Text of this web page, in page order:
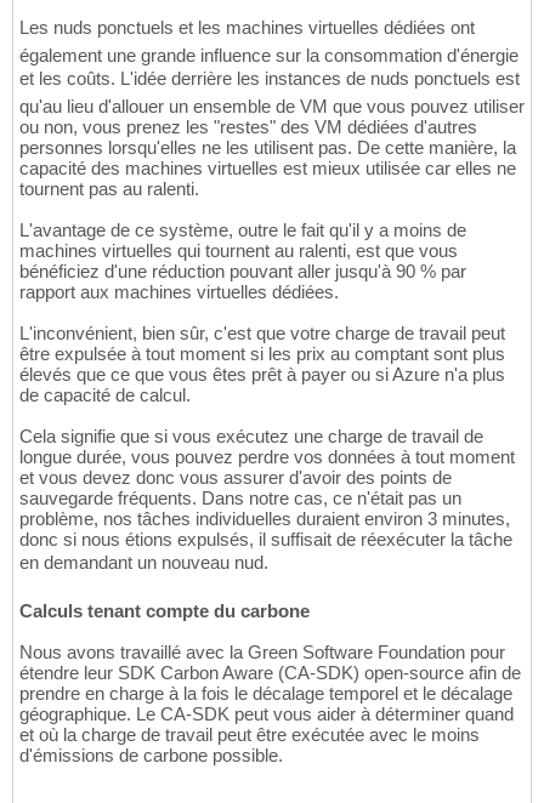
Les nuds ponctuels et les machines virtuelles dédiées ont
également une grande influence sur la consommation d'énergie
et les coûts. L'idée derrière les instances de nuds ponctuels est
qu'au lieu d'allouer un ensemble de VM que vous pouvez utiliser
ou non, vous prenez les "restes" des VM dédiées d'autres
personnes lorsqu'elles ne les utilisent pas. De cette manière, la
capacité des machines virtuelles est mieux utilisée car elles ne
tournent pas au ralenti.
L'avantage de ce système, outre le fait qu'il y a moins de
machines virtuelles qui tournent au ralenti, est que vous
bénéficiez d'une réduction pouvant aller jusqu'à 90 % par
rapport aux machines virtuelles dédiées.
L'inconvénient, bien sûr, c'est que votre charge de travail peut
être expulsée à tout moment si les prix au comptant sont plus
élevés que ce que vous êtes prêt à payer ou si Azure n'a plus
de capacité de calcul.
Cela signifie que si vous exécutez une charge de travail de
longue durée, vous pouvez perdre vos données à tout moment
et vous devez donc vous assurer d'avoir des points de
sauvegarde fréquents. Dans notre cas, ce n'était pas un
problème, nos tâches individuelles duraient environ 3 minutes,
donc si nous étions expulsés, il suffisait de réexécuter la tâche
en demandant un nouveau nud.
Calculs tenant compte du carbone
Nous avons travaillé avec la Green Software Foundation pour
étendre leur SDK Carbon Aware (CA-SDK) open-source afin de
prendre en charge à la fois le décalage temporel et le décalage
géographique. Le CA-SDK peut vous aider à déterminer quand
et où la charge de travail peut être exécutée avec le moins
d'émissions de carbone possible.